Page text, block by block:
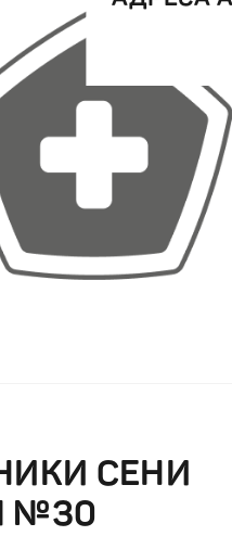
СЕНИ
№30